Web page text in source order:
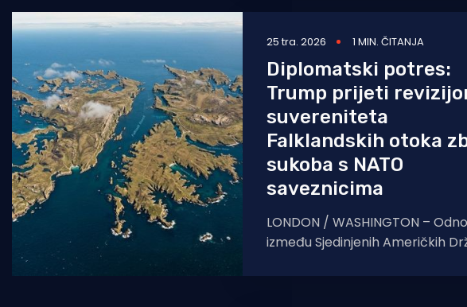
25 tra. 2026 1 MIN. ČITANJA
Diplomatski potres:
Trump prijeti
suvereniteta
Falklandskih otoka
sukoba s NATO
saveznicima
LONDON / WASHINGTON –
između Sjedinjenih Američkih
novu najnižu točku nakon što je